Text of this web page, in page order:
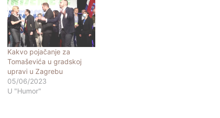
Kakvo pojačanje za
Tomaševića u gradskoj
upravi u Zagrebu
05/06/2023
U "Humor"